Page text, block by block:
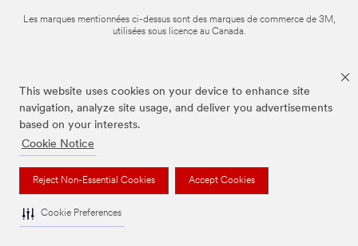
This website uses cookies on your device to enhance site
navigation, analyze site usage, and deliver you advertisements
based on your interests.
Cookie Notice
Reject Non-Essential Cookies Accept Cookies
Cookie Preferences
Les marques mentionnées ci-dessus sont des marques de commerce de 3M,
utilisées sous licence au Canada.